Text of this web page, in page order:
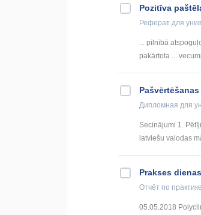
Pozitīva
Реферат для
... pilnībā
pakārtota ...
Дипломная для
Secinājumi 1.
latviešu valodas
Prakses
Отчёт по практике
05.05.2018